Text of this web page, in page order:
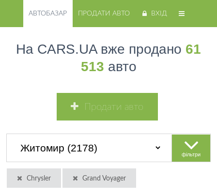
АВТОБАЗАР ПРОДАТИ АВТО ВХІД
На CARS.UA вже продано 61
513 авто
Продати авто
фільтри
Chrysler Grand Voyager